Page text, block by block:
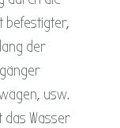
befestigter,
der
usw.
Wasser